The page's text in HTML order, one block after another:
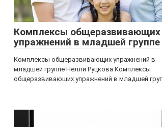
Комплексы общеразвивающих
упражнений в младшей группе
Комплексы общеразвивающих упражнений в
младшей группе Нелли Руцкова Комплексы
общеразвивающих упражнений в младшей